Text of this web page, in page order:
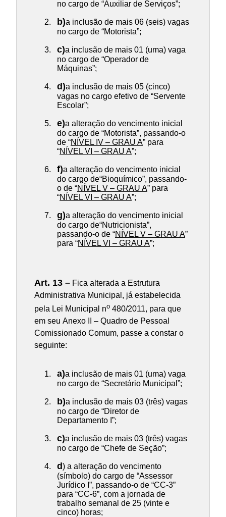
no cargo de “Auxiliar de Serviços”;
b)a inclusão de mais 06 (seis) vagas
no cargo de “Motorista”;
c)a inclusão de mais 01 (uma) vaga
no cargo de “Operador de
Máquinas”;
d)a inclusão de mais 05 (cinco)
vagas no cargo efetivo de “Servente
Escolar”;
e)a alteração do vencimento inicial
do cargo de “Motorista”, passando-o
de “NÍVEL IV – GRAU A” para
“NÍVEL VI – GRAU A”;
f)a alteração do vencimento inicial
do cargo de“Bioquímico”, passando-
o de “NÍVEL V – GRAU A” para
“NÍVEL VI – GRAU A”;
g)a alteração do vencimento inicial
do cargo de“Nutricionista”,
passando-o de “NÍVEL V – GRAU A”
para “NÍVEL VI – GRAU A”;
Art. 13 – Fica alterada a Estrutura
Administrativa Municipal, já estabelecida
pela Lei Municipal no 480/2011, para que
em seu Anexo II – Quadro de Pessoal
Comissionado Comum, passe a constar o
seguinte:
a)a inclusão de mais 01 (uma) vaga
no cargo de “Secretário Municipal”;
b)a inclusão de mais 03 (três) vagas
no cargo de “Diretor de
Departamento I”;
c)a inclusão de mais 03 (três) vagas
no cargo de “Chefe de Seção”;
d) a alteração do vencimento
(símbolo) do cargo de “Assessor
Jurídico I”, passando-o de “CC-3”
para “CC-6”, com a jornada de
trabalho semanal de 25 (vinte e
cinco) horas;